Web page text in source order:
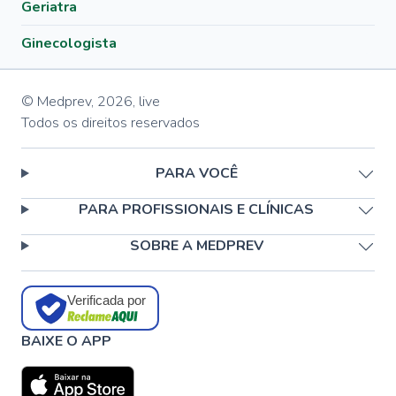
Geriatra
Ginecologista
© Medprev, 2026, live
Todos os direitos reservados
PARA VOCÊ
PARA PROFISSIONAIS E CLÍNICAS
SOBRE A MEDPREV
Verificada por
BAIXE O APP